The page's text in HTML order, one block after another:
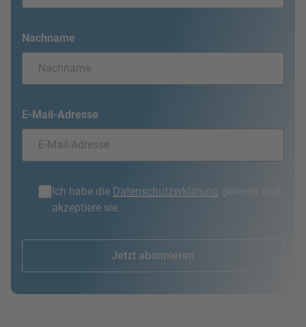
Nachname
E-Mail-Adresse
Ich habe die Datenschutzerklärung gelesen und
akzeptiere sie.
Jetzt abonnieren